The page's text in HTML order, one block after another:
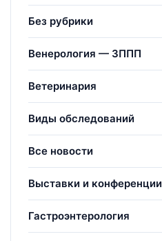
Без рубрики
Венерология — ЗППП
Ветеринария
Виды обследований
Все новости
Выставки и конференции
Гастроэнтерология